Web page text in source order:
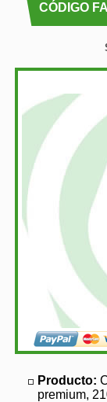
CÓDIGO
Producto:
premium,